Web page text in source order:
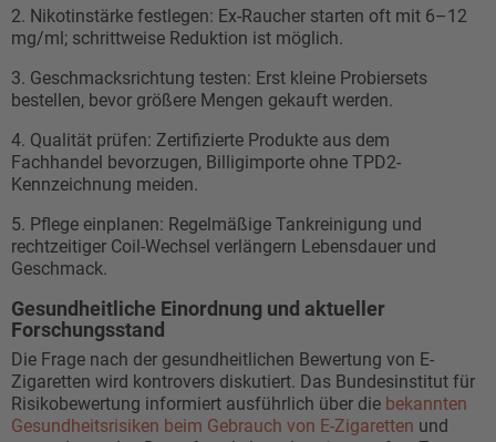
2. Nikotinstärke festlegen: Ex-Raucher starten oft mit 6–12
mg/ml; schrittweise Reduktion ist möglich.
3. Geschmacksrichtung testen: Erst kleine Probiersets
bestellen, bevor größere Mengen gekauft werden.
4. Qualität prüfen: Zertifizierte Produkte aus dem
Fachhandel bevorzugen, Billigimporte ohne TPD2-
Kennzeichnung meiden.
5. Pflege einplanen: Regelmäßige Tankreinigung und
rechtzeitiger Coil-Wechsel verlängern Lebensdauer und
Geschmack.
Gesundheitliche Einordnung und aktueller
Forschungsstand
Die Frage nach der gesundheitlichen Bewertung von E-
Zigaretten wird kontrovers diskutiert. Das Bundesinstitut für
Risikobewertung informiert ausführlich über die bekannten
Gesundheitsrisiken beim Gebrauch von E-Zigaretten und